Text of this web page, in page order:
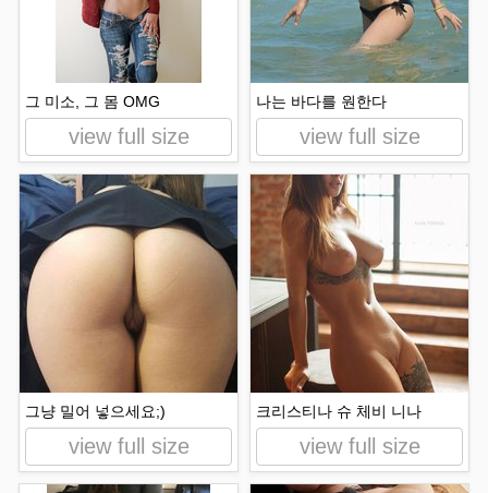
그 미소, 그 몸 OMG
view full size
나는 바다를 원한다
view full size
그냥 밀어 넣으세요;)
view full size
크리스티나 슈 체비 니나
view full size